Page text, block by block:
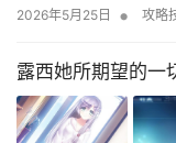
2026年5月25日 • 攻略
露西她所期望的一